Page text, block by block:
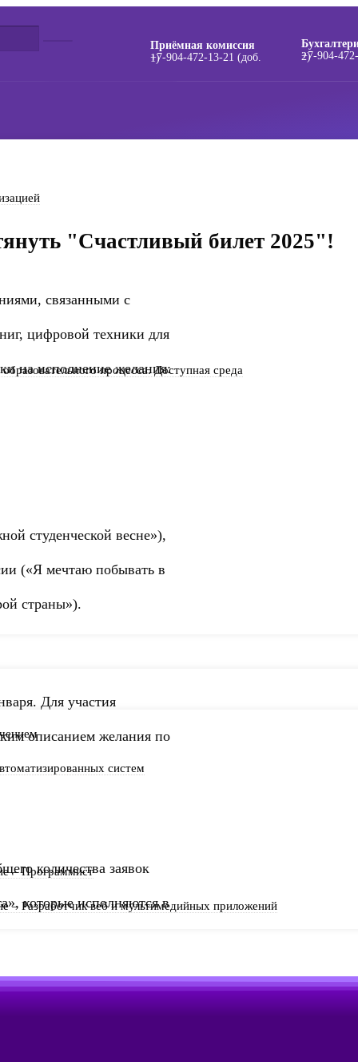
Приёмная комиссия
+7-904-472-13-21 (доб. 1)
+7-904-472-13-21 (доб. 2)
процесса. Доступная среда
систем
– Программист
Разработчик веб и мультимедийных приложений
"Счастливый билет 2025"!
связанными с
цифровой техники для
на исполнение желания:
студенческой весне»),
(«Я мечтаю побывать в
страны»).
Для участия
описанием желания по
количества заявок
которые исполняются в